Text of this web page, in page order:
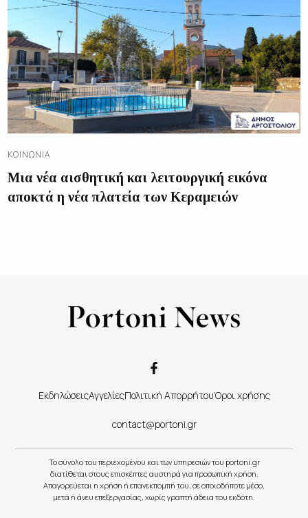
ΚΟΙΝΩΝΊΑ
Μια νέα αισθητική και λειτουργική εικόνα
αποκτά η νέα πλατεία των Κεραμειών
ΕκδηλώσειςΑγγελίεςΠολιτική ΑπορρήτουΌροι χρήσης
contact@portoni.gr
Το σύνολο του περιεχομένου και των υπηρεσιών του portoni.gr
διατίθεται στους επισκέπτες αυστηρά για προσωπική χρήση.
Απαγορεύεται η χρήση ή επανεκπομπή του, σε οποιοδήποτε μέσο,
μετά ή άνευ επεξεργασίας, χωρίς γραπτή άδεια του εκδότη.